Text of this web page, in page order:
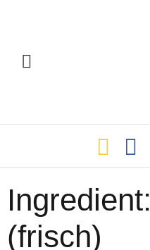
Ingredient:
(frisch)